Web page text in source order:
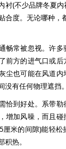
衬(不少品牌冬夏
合度。无论哪种
常被忽视。许多
前方的进气口或
尘也可能在风道
没有任何物理遮挡
到好处。系带勒
增加风噪，而且
厘米的间隙)能轻
热。